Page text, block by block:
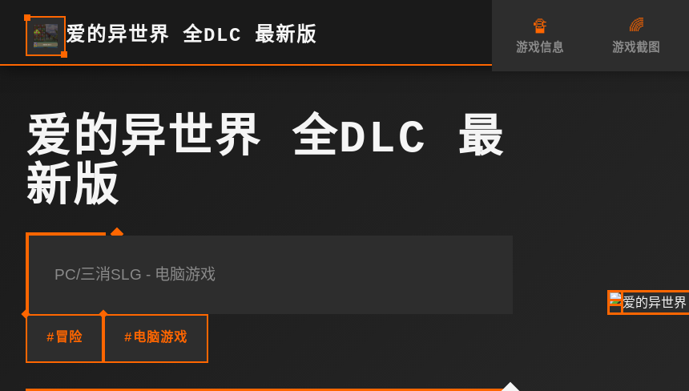
爱的异世界 全DLC 最新版 🔏
游戏信息
🌈
游戏截图
爱的异世界 全DLC 最
新版
PC/三消SLG - 电脑游戏
#冒险 #电脑游戏